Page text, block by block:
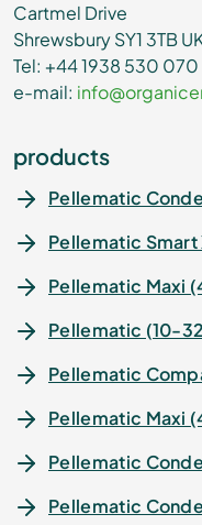
Cartmel Drive
Shrewsbury SY1 3TB
Tel: +44 1938 530 070
e-mail:
products
Pellematic
Pellematic Smart
Pellematic Maxi
Pellematic (10-
Pellematic
Pellematic Maxi
Pellematic
Pellematic